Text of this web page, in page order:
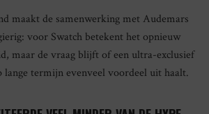
maakt de samenwerking met Audemars
voor Swatch betekent het opnieuw
maar de vraag blijft of een ultra-exclusief
lange termijn evenveel voordeel uit haalt.